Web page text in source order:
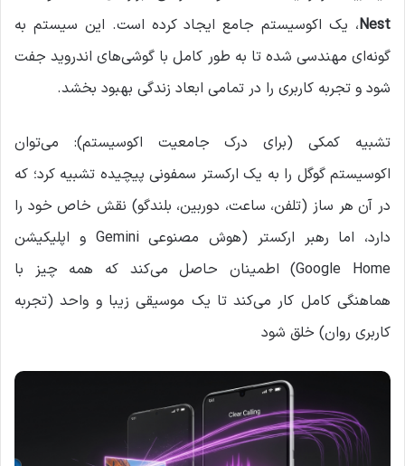
Nest، یک اکوسیستم جامع ایجاد کرده است. این سیستم به
گونه‌ای مهندسی شده تا به طور کامل با گوشی‌های اندروید جفت
شود و تجربه کاربری را در تمامی ابعاد زندگی بهبود بخشد.
تشبیه کمکی (برای درک جامعیت اکوسیستم): می‌توان
اکوسیستم گوگل را به یک ارکستر سمفونی پیچیده تشبیه کرد؛ که
در آن هر ساز (تلفن، ساعت، دوربین، بلندگو) نقش خاص خود را
دارد، اما رهبر ارکستر (هوش مصنوعی Gemini و اپلیکیشن
Google Home) اطمینان حاصل می‌کند که همه چیز با
هماهنگی کامل کار می‌کند تا یک موسیقی زیبا و واحد (تجربه
کاربری روان) خلق شود